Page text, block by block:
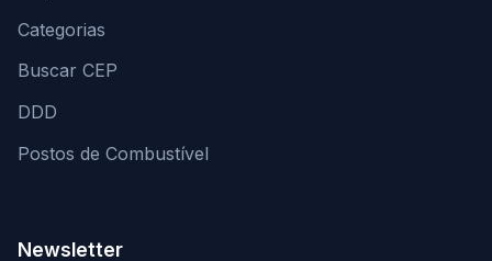
Categorias
Buscar CEP
DDD
Postos de Combustível
Newsletter